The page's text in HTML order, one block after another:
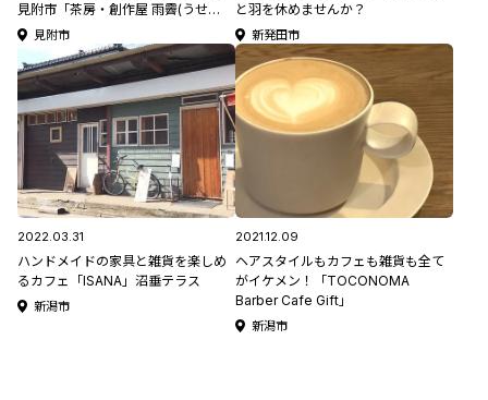
見附市「茶房・創作屋 雨霽(うせ
い)」見附市
と羽を休めませんか？
新発田市
2022.03.31
ハンドメイドの家具と雑貨を楽しめ
るカフェ「ISANA」沼垂テラス
新潟市
2021.12.09
ヘアスタイルもカフェも雑貨も全て
がイケメン！「TOCONOMA
Barber Cafe Gift」
新潟市